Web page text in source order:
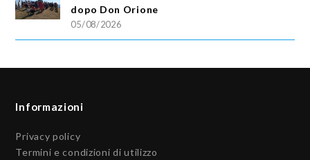
dopo Don Orione
05/08/2026
Informazioni
Privacy policy
Termini e condizioni di utilizzo